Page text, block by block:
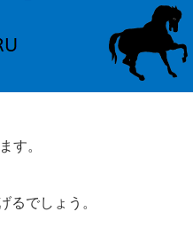
す。
るでしょう。